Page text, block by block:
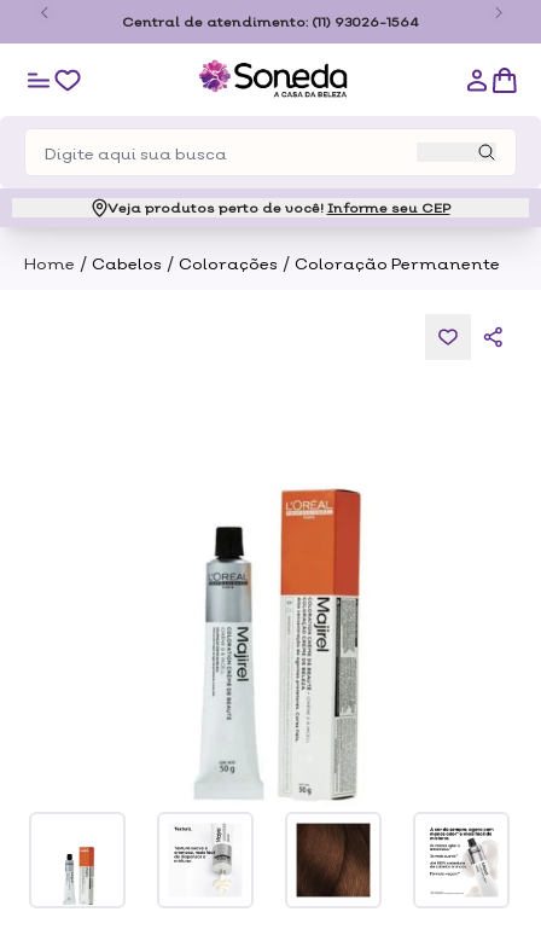
o estado de São
Central de atendimento: (11)
Veja produtos perto de você! Informe seu CEP
Home / Cabelos / Colorações / Coloração Permanente